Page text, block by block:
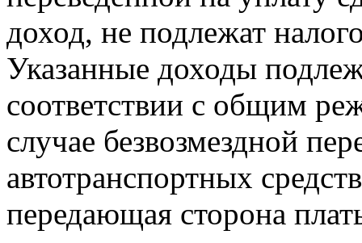
доход, не подлежат
Указанные доходы
соответствии с общим
случае безвозмездной
автотранспортных
передающая сторона